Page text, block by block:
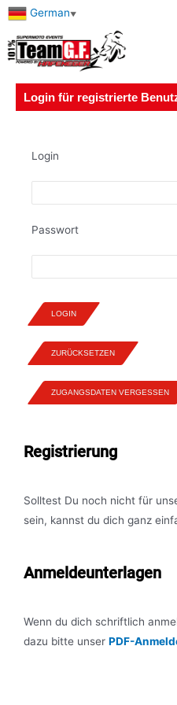
German▼
Login für registrierte
Login
Passwort
LOGIN
ZURÜCKSETZEN
ZUGANGSDATEN VERGESSEN
Registrierung
Solltest Du noch nicht für
sein, kannst du dich ganz
Anmeldeunterlagen
Wenn du dich schriftlich
dazu bitte unser PDF-